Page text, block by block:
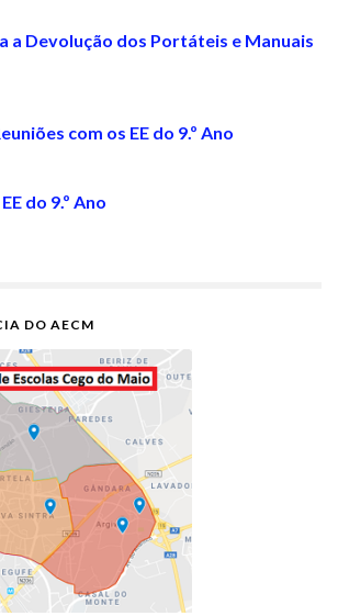
a Devolução dos Portáteis e Manuais
com os EE do 9.º Ano
do 9.º Ano
DO AECM